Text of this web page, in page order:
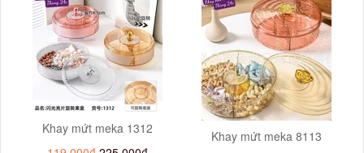
Khay mứt meka 1312
Khay mứt meka 8113